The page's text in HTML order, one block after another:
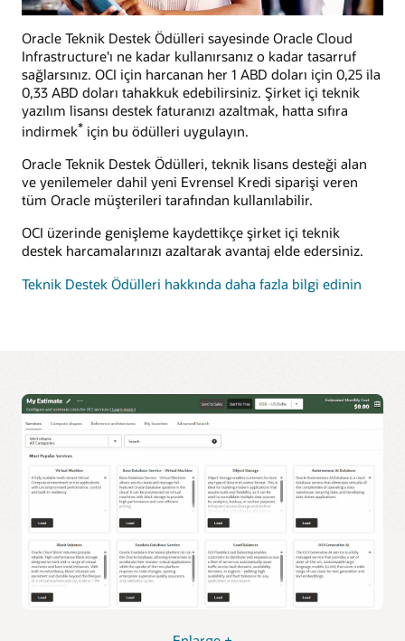
Oracle Teknik Destek Ödülleri sayesinde Oracle Cloud
Infrastructure'ı ne kadar kullanırsanız o kadar tasarruf
sağlarsınız. OCI için harcanan her 1 ABD doları için 0,25 ila
0,33 ABD doları tahakkuk edebilirsiniz. Şirket içi teknik
yazılım lisansı destek faturanızı azaltmak, hatta sıfıra
indirmek* için bu ödülleri uygulayın.
Oracle Teknik Destek Ödülleri, teknik lisans desteği alan
ve yenilemeler dahil yeni Evrensel Kredi siparişi veren
tüm Oracle müşterileri tarafından kullanılabilir.
OCI üzerinde genişleme kaydettikçe şirket içi teknik
destek harcamalarınızı azaltarak avantaj elde edersiniz.
Teknik Destek Ödülleri hakkında daha fazla bilgi edinin